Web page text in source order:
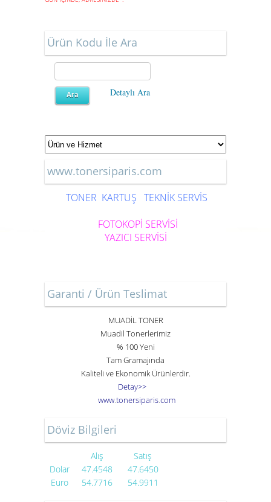
Ürün Kodu İle Ara
Detaylı Ara
www.tonersiparis.com
TONER KARTUŞ TEKNİK SERVİS
FOTOKOPİ SERVİSİ
YAZICI SERVİSİ
Garanti / Ürün Teslimat
MUADİL TONER
Muadil Tonerlerimiz
% 100 Yeni
Tam Gramajında
Kaliteli ve Ekonomik Ürünlerdir.
Detay>>
www.tonersiparis.com
Döviz Bilgileri
Alış
Satış
Dolar
47.4548
47.6450
Euro
54.7716 54.9911